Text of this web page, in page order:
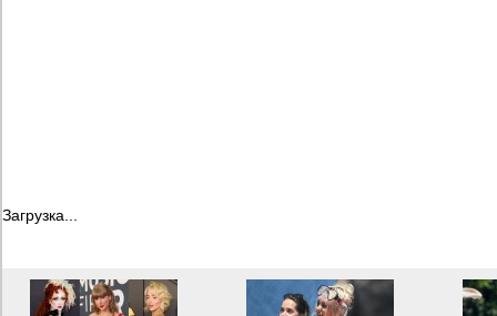
Загрузка...